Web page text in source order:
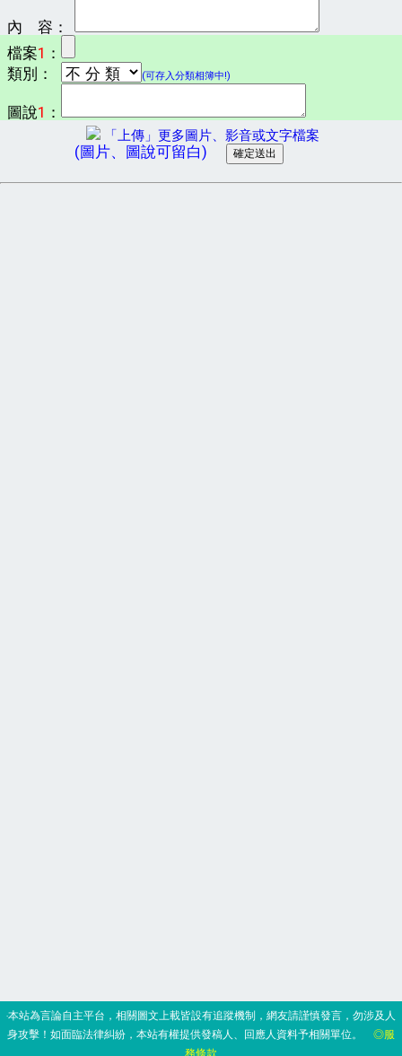
內 容：
檔案1 ：
類別：
(可存入分類相簿中!)
圖說1 ：
「上傳」更多圖片、影音或文字檔案
(圖片、圖說可留白)
‧本站為言論自主平台，相關圖文上載皆設有追蹤機制，網友請謹慎發言，勿涉及人
身攻擊！如面臨法律糾紛，本站有權提供發稿人、回應人資料予相關單位。 ◎服
務條款